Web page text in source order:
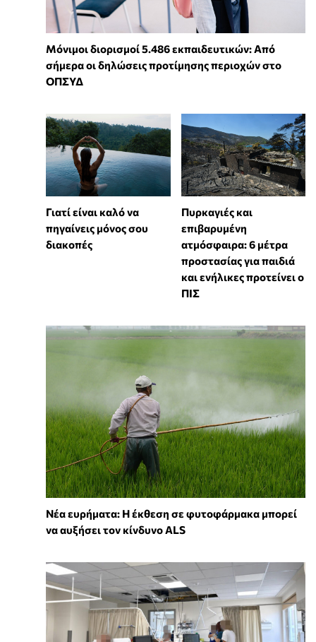
Μόνιμοι διορισμοί 5.486 εκπαιδευτικών: Από
σήμερα οι δηλώσεις προτίμησης περιοχών στο
ΟΠΣΥΔ
Γιατί είναι καλό να
πηγαίνεις μόνος σου
διακοπές
Πυρκαγιές και
επιβαρυμένη
ατμόσφαιρα: 6 μέτρα
προστασίας για παιδιά
και ενήλικες προτείνει ο
ΠΙΣ
Νέα ευρήματα: Η έκθεση σε φυτοφάρμακα μπορεί
να αυξήσει τον κίνδυνο ALS